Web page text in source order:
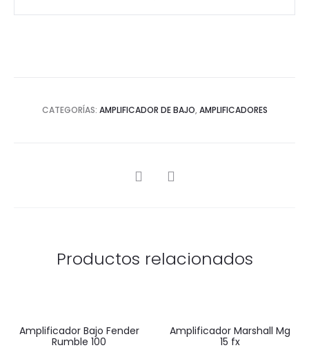
CATEGORÍAS: AMPLIFICADOR DE BAJO, AMPLIFICADORES
SHARE
Productos relacionados
Amplificador Bajo Fender
Rumble 100
Amplificador Marshall Mg
15 fx